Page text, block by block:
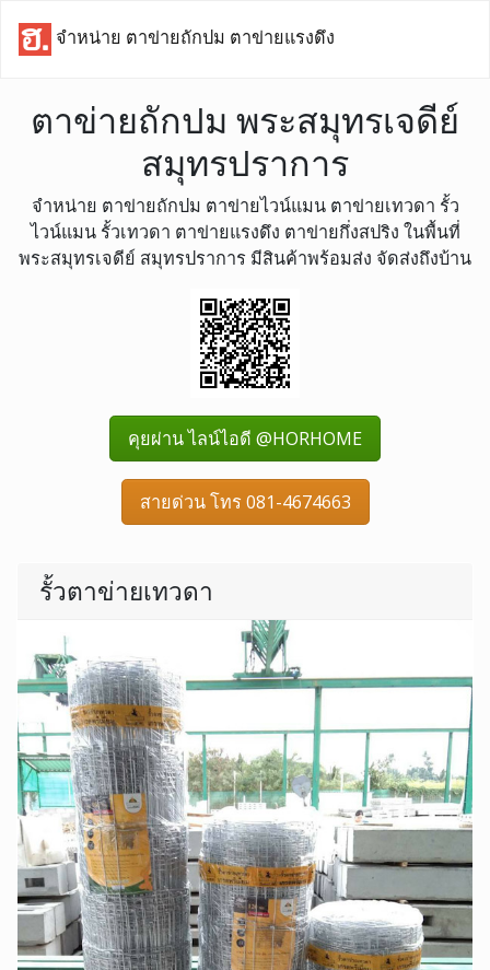
จำหน่าย ตาข่ายถักปม ตาข่ายแรงดึง
ตาข่ายถักปม พระสมุทรเจดีย์
สมุทรปราการ
จำหน่าย ตาข่ายถักปม ตาข่ายไวน์แมน ตาข่ายเทวดา รั้ว
ไวน์แมน รั้วเทวดา ตาข่ายแรงดึง ตาข่ายกึ่งสปริง ในพื้นที่
พระสมุทรเจดีย์ สมุทรปราการ มีสินค้าพร้อมส่ง จัดส่งถึงบ้าน
คุยผ่าน ไลน์ไอดี @HORHOME
สายด่วน โทร 081-4674663
รั้วตาข่ายเทวดา